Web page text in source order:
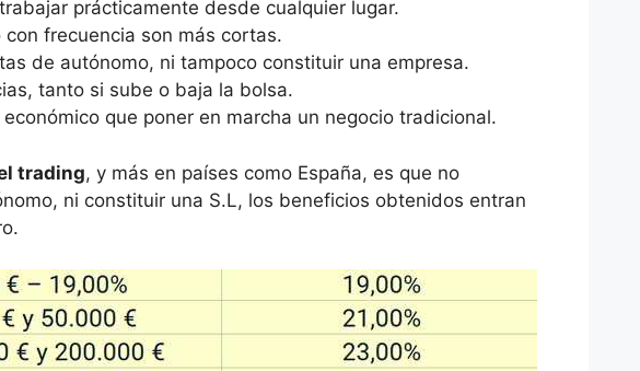
prácticamente desde cualquier lugar.
frecuencia son más cortas.
de autónomo, ni tampoco constituir una empresa.
tanto si sube o baja la bolsa.
que poner en marcha un negocio tradicional.
trading, y más en países como España, es que no
ni constituir una S.L, los beneficios obtenidos entran